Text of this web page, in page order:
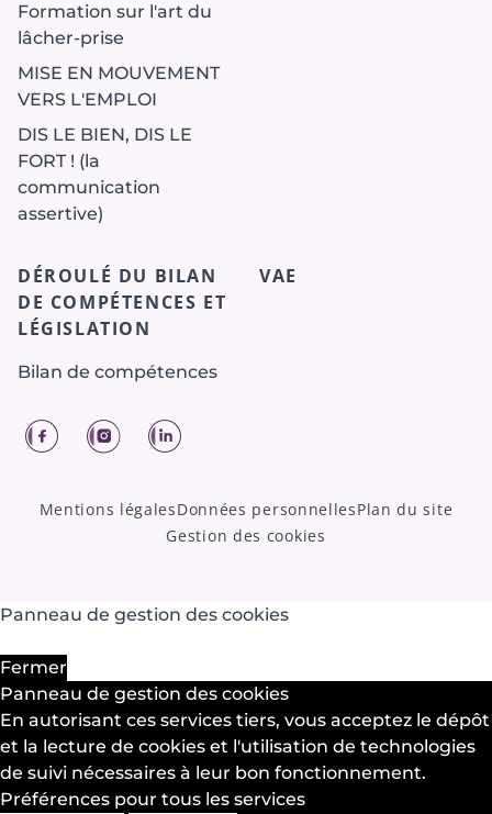
Formation sur l'art du
lâcher-prise
MISE EN MOUVEMENT
VERS L'EMPLOI
DIS LE BIEN, DIS LE
FORT ! (la
communication
assertive)
DÉROULÉ DU BILAN
DE COMPÉTENCES ET
LÉGISLATION
Bilan de compétences
VAE
FacebookInstagramLinkedIn
Mentions légalesDonnées personnellesPlan du site
Gestion des cookies
Panneau de gestion des cookies
Fermer
Panneau de gestion des cookies
En autorisant ces services tiers, vous acceptez le dépôt
et la lecture de cookies et l'utilisation de technologies
de suivi nécessaires à leur bon fonctionnement.
Préférences pour tous les services